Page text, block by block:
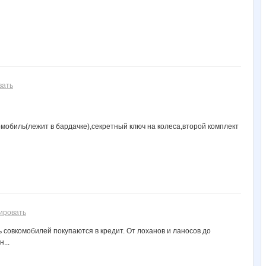
в бардачке),секретный ключ на колеса,второй комплект
покупаются в кредит. От лоханов и ланосов до